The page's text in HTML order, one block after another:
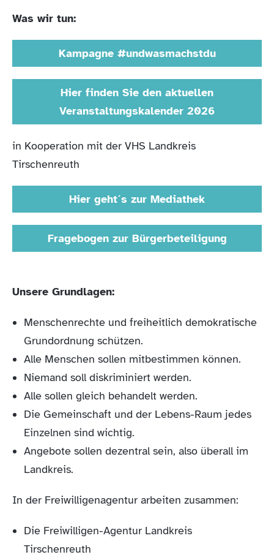
Was wir tun:
Kampagne #undwasmachstdu
Hier finden Sie den aktuellen
Veranstaltungskalender 2026
in Kooperation mit der VHS Landkreis
Tirschenreuth
Hier geht´s zur Mediathek
Fragebogen zur Bürgerbeteiligung
Unsere Grundlagen:
Menschenrechte und freiheitlich demokratische
Grundordnung schützen.
Alle Menschen sollen mitbestimmen können.
Niemand soll diskriminiert werden.
Alle sollen gleich behandelt werden.
Die Gemeinschaft und der Lebens-Raum jedes
Einzelnen sind wichtig.
Angebote sollen dezentral sein, also überall im
Landkreis.
In der Freiwilligenagentur arbeiten zusammen:
Die Freiwilligen-Agentur Landkreis
Tirschenreuth